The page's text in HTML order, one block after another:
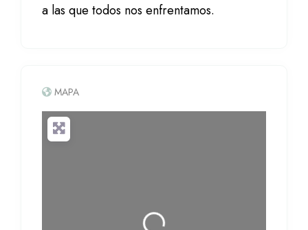
a las que todos nos enfrentamos.
MAPA
Cargando...